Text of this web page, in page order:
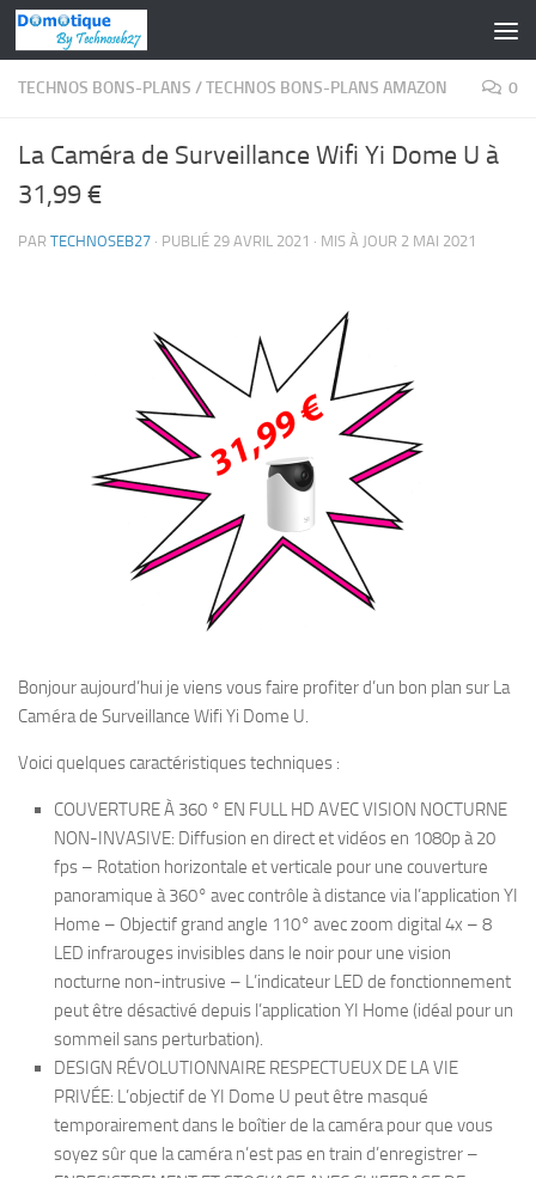
Skip to content
TECHNOS BONS-PLANS /TECHNOS BONS-PLANS AMAZON 0
La Caméra de Surveillance Wifi Yi Dome U à
31,99 €
PAR TECHNOSEB27 · PUBLIÉ 29 AVRIL 2021 · MIS À JOUR 2 MAI 2021
Bonjour aujourd’hui je viens vous faire profiter d’un bon plan sur La
Caméra de Surveillance Wifi Yi Dome U.
Voici quelques caractéristiques techniques :
COUVERTURE À 360 ° EN FULL HD AVEC VISION NOCTURNE
NON-INVASIVE: Diffusion en direct et vidéos en 1080p à 20
fps – Rotation horizontale et verticale pour une couverture
panoramique à 360° avec contrôle à distance via l’application YI
Home – Objectif grand angle 110° avec zoom digital 4x – 8
LED infrarouges invisibles dans le noir pour une vision
nocturne non-intrusive – L’indicateur LED de fonctionnement
peut être désactivé depuis l’application YI Home (idéal pour un
sommeil sans perturbation).
DESIGN RÉVOLUTIONNAIRE RESPECTUEUX DE LA VIE
PRIVÉE: L’objectif de YI Dome U peut être masqué
temporairement dans le boîtier de la caméra pour que vous
soyez sûr que la caméra n’est pas en train d’enregistrer –